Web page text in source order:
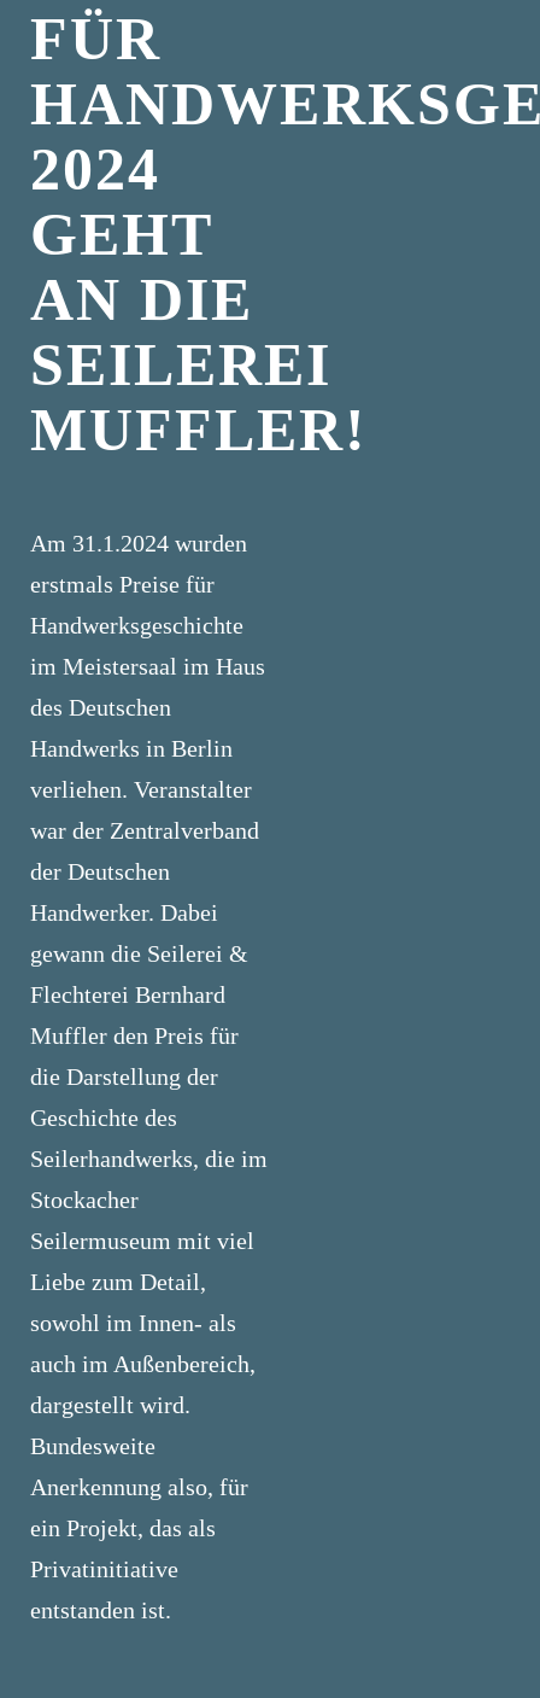
FÜR
2024
GEHT
AN DIE
SEILEREI
MUFFLER!
Am 31.1.2024 wurden
erstmals Preise für
Handwerksgeschichte
im Meistersaal im Haus
des Deutschen
Handwerks in Berlin
verliehen. Veranstalter
war der Zentralverband
der Deutschen
Handwerker. Dabei
gewann die Seilerei &
Flechterei Bernhard
Muffler den Preis für
die Darstellung der
Geschichte des
Seilerhandwerks, die im
Stockacher
Seilermuseum mit viel
Liebe zum Detail,
sowohl im Innen- als
auch im Außenbereich,
dargestellt wird.
Bundesweite
Anerkennung also, für
ein Projekt, das als
Privatinitiative
entstanden ist.